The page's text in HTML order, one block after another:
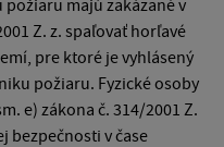
Z. z. spaľovať horľavé
pre ktoré je vyhlásený
požiaru. Fyzické osoby
e) zákona č. 314/2001 Z.
bezpečnosti v čase